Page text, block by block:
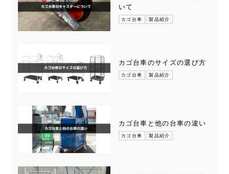
いて
カゴ台車 製品紹介
カゴ台車のサイズの選び方
カゴ台車 製品紹介
カゴ台車と他の台車の違い
カゴ台車 製品紹介